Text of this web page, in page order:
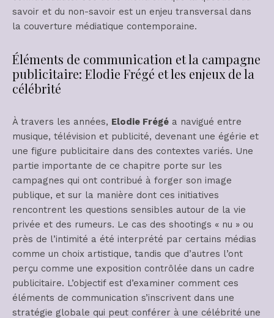
savoir et du non-savoir est un enjeu transversal dans
la couverture médiatique contemporaine.
Éléments de communication et la campagne
publicitaire: Elodie Frégé et les enjeux de la
célébrité
À travers les années, Elodie Frégé a navigué entre
musique, télévision et publicité, devenant une égérie et
une figure publicitaire dans des contextes variés. Une
partie importante de ce chapitre porte sur les
campagnes qui ont contribué à forger son image
publique, et sur la manière dont ces initiatives
rencontrent les questions sensibles autour de la vie
privée et des rumeurs. Le cas des shootings « nu » ou
près de l’intimité a été interprété par certains médias
comme un choix artistique, tandis que d’autres l’ont
perçu comme une exposition contrôlée dans un cadre
publicitaire. L’objectif est d’examiner comment ces
éléments de communication s’inscrivent dans une
stratégie globale qui peut conférer à une célébrité une